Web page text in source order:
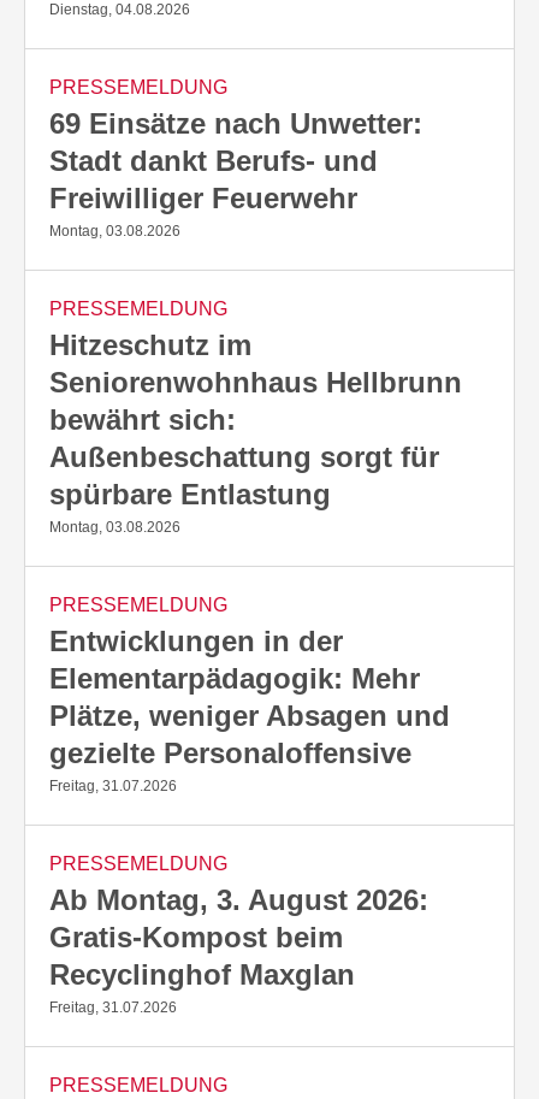
Dienstag, 04.08.2026
PRESSEMELDUNG
69 Einsätze nach Unwetter:
Stadt dankt Berufs- und
Freiwilliger Feuerwehr
Montag, 03.08.2026
PRESSEMELDUNG
Hitzeschutz im
Seniorenwohnhaus Hellbrunn
bewährt sich:
Außenbeschattung sorgt für
spürbare Entlastung
Montag, 03.08.2026
PRESSEMELDUNG
Entwicklungen in der
Elementarpädagogik: Mehr
Plätze, weniger Absagen und
gezielte Personaloffensive
Freitag, 31.07.2026
PRESSEMELDUNG
Ab Montag, 3. August 2026:
Gratis-Kompost beim
Recyclinghof Maxglan
Freitag, 31.07.2026
PRESSEMELDUNG